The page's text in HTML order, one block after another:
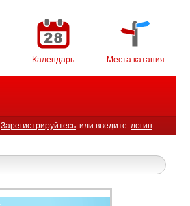
Календарь Места катания
Зарегистрируйтесь или введите логин